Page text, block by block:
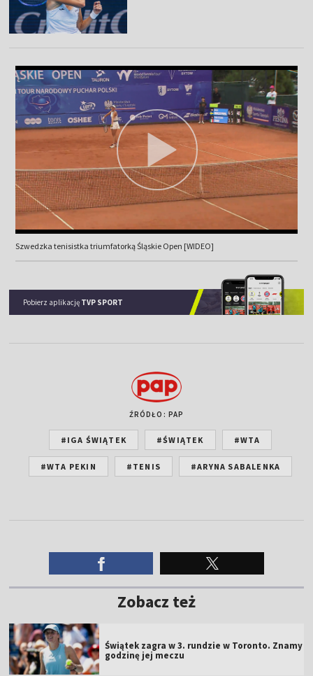
Szwedzka tenisistka triumfatorką Śląskie Open [WIDEO]
Pobierz aplikację TVP SPORT
ŹRÓDŁO: PAP
#IGA ŚWIĄTEK #ŚWIĄTEK #WTA
#WTA PEKIN #TENIS #ARYNA SABALENKA
Zobacz też
Świątek zagra w 3. rundzie w Toronto. Znamy
godzinę jej meczu